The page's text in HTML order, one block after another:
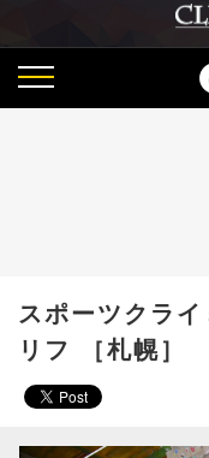
スポーツクラ
リフ ［札幌］